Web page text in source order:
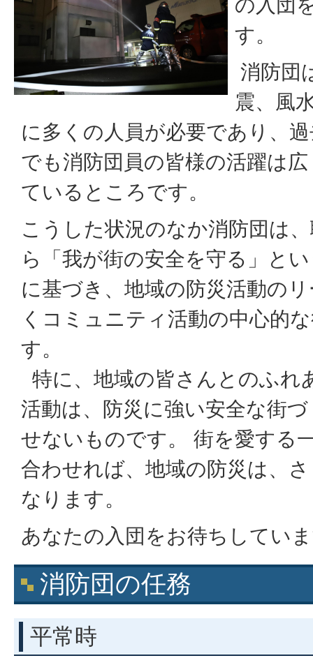
す。
消防団
震、風
に多くの人員が必要であり、
でも消防団員の皆様の活躍は
ているところです。
こうした状況のなか消防団は
ら「我が街の安全を守る」と
に基づき、地域の防災活動の
くコミュニティ活動の中心的
す。
特に、地域の皆さんとのふれ
活動は、防災に強い安全な街
せないものです。 街を愛する
合わせれば、地域の防災は、
なります。
あなたの入団をお待ちしてい
消防団の任務
平常時